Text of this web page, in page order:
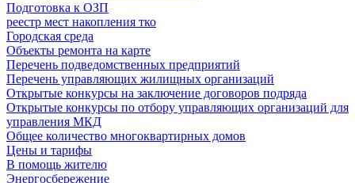
Подготовка к ОЗП
реестр мест накопления тко
Городская среда
Объекты ремонта на карте
Перечень подведомственных предприятий
Перечень управляющих жилищных организаций
Открытые конкурсы на заключение договоров подряда
Открытые конкурсы по отбору управляющих организаций для
управления МКД
Общее количество многоквартирных домов
Цены и тарифы
В помощь жителю
Энергосбережение